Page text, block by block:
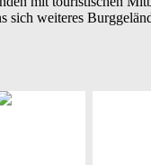
sich weiteres